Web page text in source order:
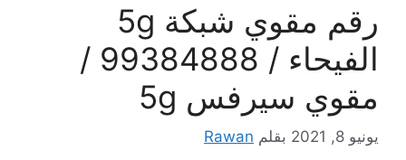
رقم مقوي شبكة 5g
الفيحاء / 99384888 /
مقوي سيرفس 5g
يونيو 8, 2021 بقلم Rawan